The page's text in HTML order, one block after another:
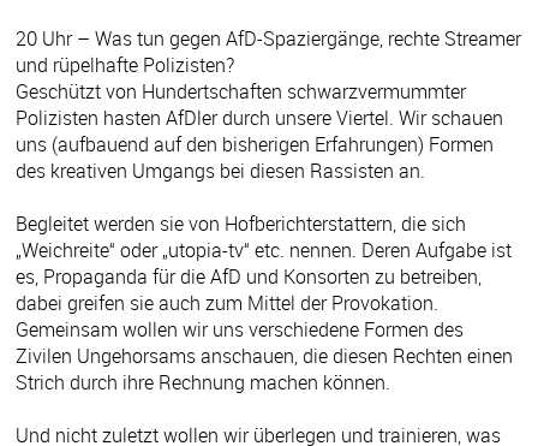
20 Uhr – Was tun gegen AfD-Spaziergänge, rechte Streamer
und rüpelhafte Polizisten?
Geschützt von Hundertschaften schwarzvermummter
Polizisten hasten AfDler durch unsere Viertel. Wir schauen
uns (aufbauend auf den bisherigen Erfahrungen) Formen
des kreativen Umgangs bei diesen Rassisten an.
Begleitet werden sie von Hofberichterstattern, die sich
„Weichreite“ oder „utopia-tv“ etc. nennen. Deren Aufgabe ist
es, Propaganda für die AfD und Konsorten zu betreiben,
dabei greifen sie auch zum Mittel der Provokation.
Gemeinsam wollen wir uns verschiedene Formen des
Zivilen Ungehorsams anschauen, die diesen Rechten einen
Strich durch ihre Rechnung machen können.
Und nicht zuletzt wollen wir überlegen und trainieren, was